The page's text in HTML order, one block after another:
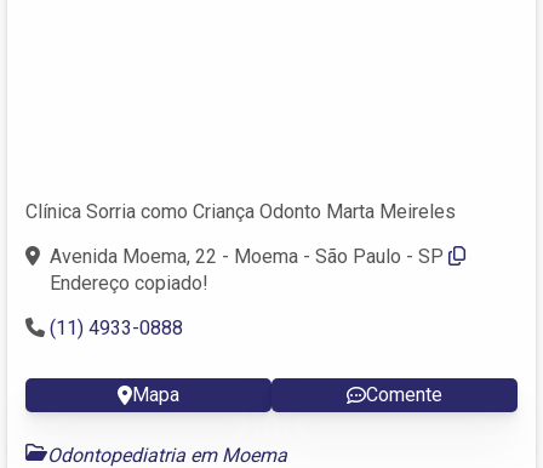
Clínica Sorria como Criança Odonto Marta Meireles
Avenida Moema, 22 - Moema - São Paulo - SP
Endereço copiado!
(11) 4933-0888
Mapa Comente
Odontopediatria em Moema